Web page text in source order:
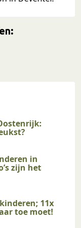
in
zijn het
11x
toe moet!